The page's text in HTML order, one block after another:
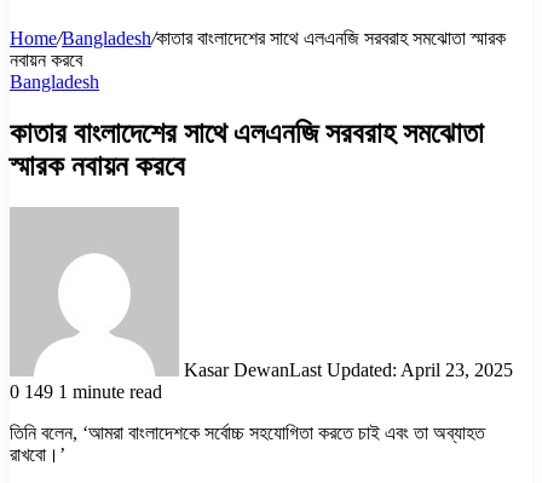
Home/Bangladesh/কাতার বাংলাদেশের সাথে এলএনজি সরবরাহ সমঝোতা স্মারক
নবায়ন করবে
Bangladesh
কাতার বাংলাদেশের সাথে এলএনজি সরবরাহ সমঝোতা
স্মারক নবায়ন করবে
Kasar DewanLast Updated: April 23, 2025
0 149 1 minute read
তিনি বলেন, ‘আমরা বাংলাদেশকে সর্বোচ্চ সহযোগিতা করতে চাই এবং তা অব্যাহত
রাখবো।’